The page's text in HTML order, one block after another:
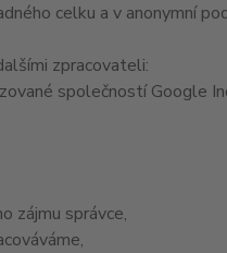
celku a v anonymní
zpracovateli:
společností Google
zájmu správce,